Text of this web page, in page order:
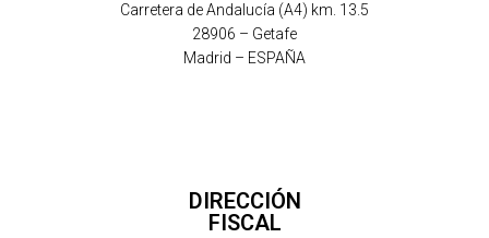
Carretera de Andalucía (A4) km. 13.5
28906 – Getafe
Madrid – ESPAÑA
DIRECCIÓN
FISCAL